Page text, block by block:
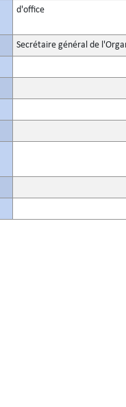
d'office
Secrétaire général de